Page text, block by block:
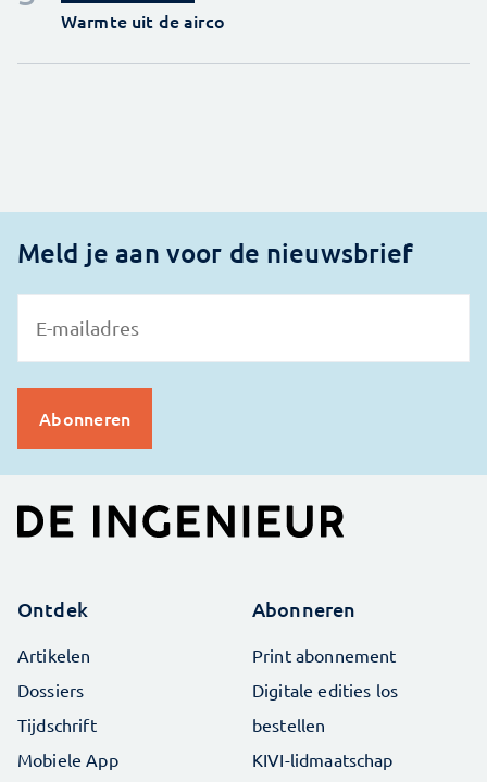
Warmte uit de airco
Meld je aan voor de nieuwsbrief
Ontdek
Artikelen
Dossiers
Tijdschrift
Mobiele App
Abonneren
Print abonnement
Digitale edities los
bestellen
KIVI-lidmaatschap